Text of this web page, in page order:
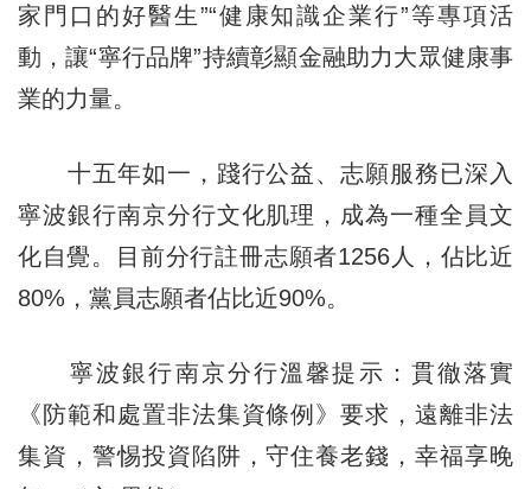
家門口的好醫生”“健康知識企業行”等專項活
動，讓“寧行品牌”持續彰顯金融助力大眾健康事
業的力量。
十五年如一，踐行公益、志願服務已深入
寧波銀行南京分行文化肌理，成為一種全員文
化自覺。目前分行註冊志願者1256人，佔比近
80%，黨員志願者佔比近90%。
寧波銀行南京分行溫馨提示：貫徹落實
《防範和處置非法集資條例》要求，遠離非法
集資，警惕投資陷阱，守住養老錢，幸福享晚